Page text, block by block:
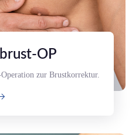
OP
zur Brustkorrektur.